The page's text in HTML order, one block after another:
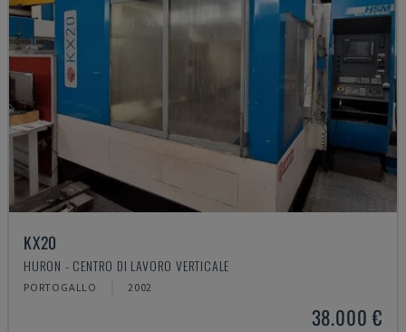
KX20
HURON - CENTRO DI LAVORO VERTICALE
PORTOGALLO 2002
38.000 €